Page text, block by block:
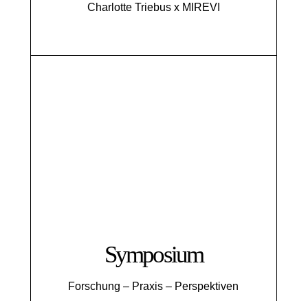
Charlotte Triebus x MIREVI
Symposium
Forschung – Praxis – Perspektiven